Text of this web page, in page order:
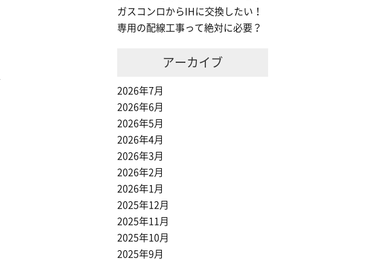
ガスコンロからIHに交換したい！
専用の配線工事って絶対に必要？
アーカイブ
2026年7月
2026年6月
2026年5月
2026年4月
2026年3月
2026年2月
2026年1月
2025年12月
2025年11月
2025年10月
2025年9月